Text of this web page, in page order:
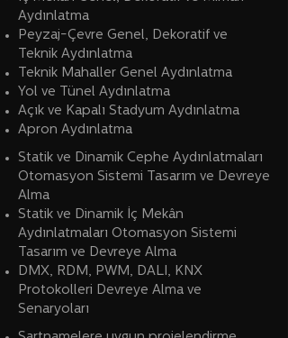
Aydınlatma
Peyzaj-Çevre Genel, Dekoratif ve
Teknik Aydınlatma
Teknik Mahaller Genel Aydınlatma
Yol ve Tünel Aydınlatma
Açık ve Kapalı Stadyum Aydınlatma
Apron Aydınlatma
Statik ve Dinamik Cephe Aydınlatmaları
Otomasyon Sistemi Tasarım ve Devreye
Alma
Statik ve Dinamik İç Mekân
Aydınlatmaları Otomasyon Sistemi
Tasarım ve Devreye Alma
DMX, RDM, PWM, DALI, KNX
Protokolleri Devreye Alma ve
Senaryoları